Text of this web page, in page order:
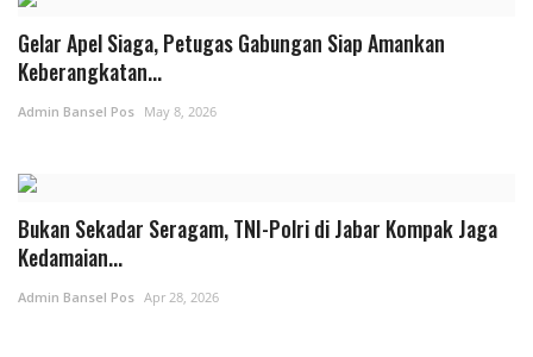
Kode Etik Jurnalistik
Pedoman Media Siber
Budaya
Wisata
Kontak
Gelar Apel Siaga, Petugas Gabungan Siap Amankan
Keberangkatan...
Admin Bansel Pos May 8, 2026
Bukan Sekadar Seragam, TNI-Polri di Jabar Kompak Jaga
Kedamaian...
Admin Bansel Pos Apr 28, 2026